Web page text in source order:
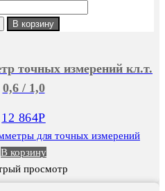
В корзину
точных измерений кл.т.
0,6 / 1,0
12 864Р
для точных измерений
В корзину
просмотр